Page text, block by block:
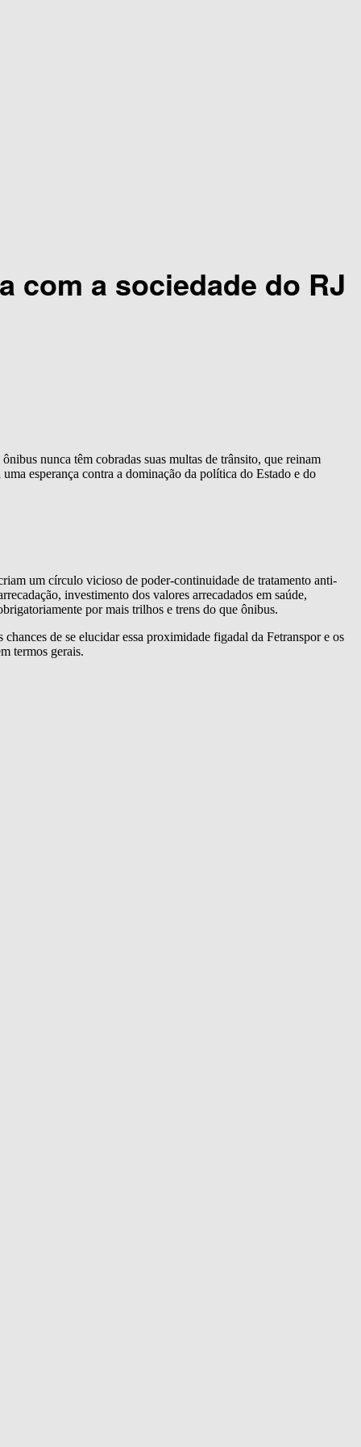
com a sociedade do RJ
nunca têm cobradas suas multas de trânsito, que reinam
esperança contra a dominação da política do Estado e do
um círculo vicioso de poder-continuidade de tratamento anti-
investimento dos valores arrecadados em saúde,
por mais trilhos e trens do que ônibus.
de se elucidar essa proximidade figadal da Fetranspor e os
termos gerais.